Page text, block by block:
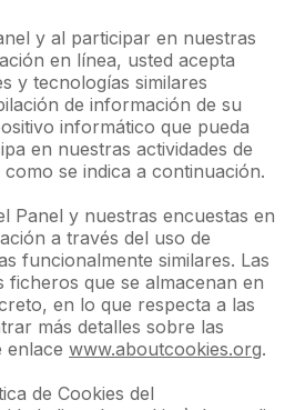
y al participar en nuestras
en línea, usted acepta
y tecnologías similares
de información de su
informático que pueda
en nuestras actividades de
se indica a continuación.
Panel y nuestras encuestas en
a través del uso de
funcionalmente similares. Las
ficheros que se almacenan en
en lo que respecta a las
más detalles sobre las
enlace www.aboutcookies.org.
de Cookies del